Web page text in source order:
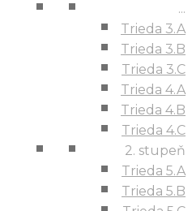
...
Trieda 3.A
Trieda 3.B
Trieda 3.C
Trieda 4.A
Trieda 4.B
Trieda 4.C
2. stupeň
Trieda 5.A
Trieda 5.B